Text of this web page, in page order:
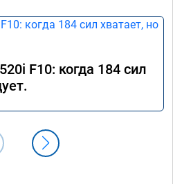
F10: когда 184 сил